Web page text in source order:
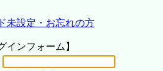
未設定・お忘れの方
インフォーム】